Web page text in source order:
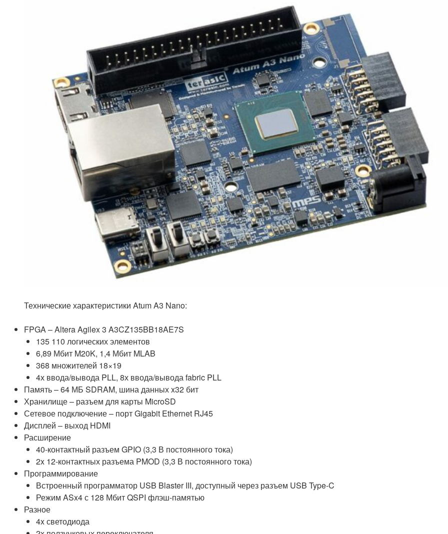
Технические характеристики Atum A3 Nano:
FPGA – Altera Agilex 3 A3CZ135BB18AE7S
135 110 логических элементов
6,89 Мбит M20K, 1,4 Мбит MLAB
368 множителей 18×19
4х ввода/вывода PLL, 8х ввода/вывода fabric PLL
Память – 64 МБ SDRAM, шина данных x32 бит
Хранилище – разъем для карты MicroSD
Сетевое подключение – порт Gigabit Ethernet RJ45
Дисплей – выход HDMI
Расширение
40-контактный разъем GPIO (3,3 В постоянного тока)
2x 12-контактных разъема PMOD (3,3 В постоянного тока)
Программирование
Встроенный программатор USB Blaster III, доступный через разъем USB Type-C
Режим ASx4 с 128 Мбит QSPI флэш-памятью
Разное
4x светодиода